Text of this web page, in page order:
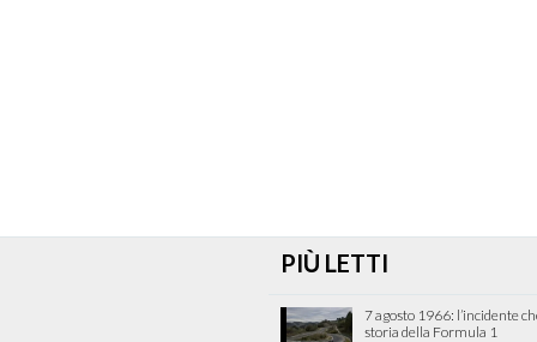
PIÙ LETTI
7 agosto 1966: l’incidente
storia della Formula 1